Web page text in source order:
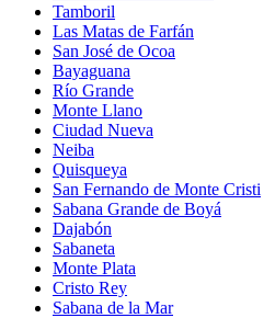
Tamboril
Las Matas de Farfán
San José de Ocoa
Bayaguana
Río Grande
Monte Llano
Ciudad Nueva
Neiba
Quisqueya
San Fernando de Monte Cristi
Sabana Grande de Boyá
Dajabón
Sabaneta
Monte Plata
Cristo Rey
Sabana de la Mar